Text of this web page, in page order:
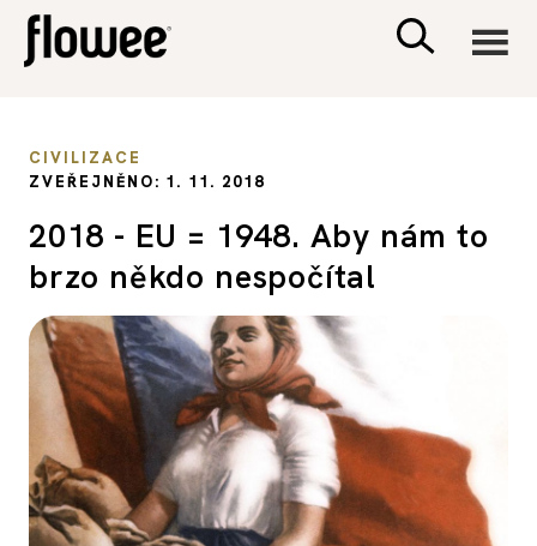
PSYCHOLOGIE
RODINA A DĚTI
SEX A VZTAHY
PORADNA
CIVILIZACE
ZVEŘEJNĚNO: 1. 11. 2018
2018 - EU = 1948. Aby nám to
brzo někdo nespočítal